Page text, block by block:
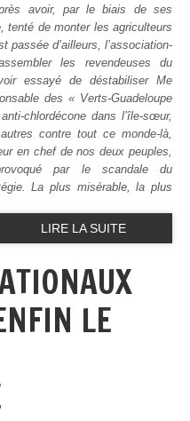
avoir, par le biais de ses
tenté de monter les agriculteurs
passée d’ailleurs, l’association-
les revendeuses du
essayé de déstabiliser Me
des « Verts-Guadeloupe
chlordécone dans l’île-sœur,
contre tout ce monde-là,
en chef de nos deux peuples,
par le scandale du
La plus misérable, la plus
LIRE LA SUITE
LE